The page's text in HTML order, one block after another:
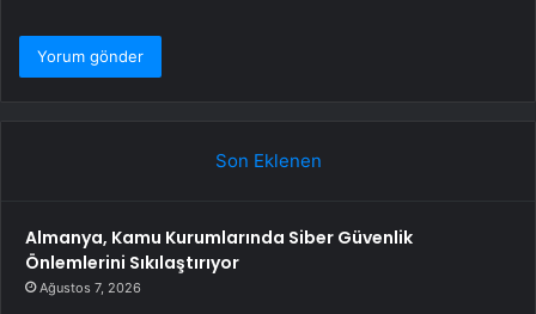
Son Eklenen
Almanya, Kamu Kurumlarında Siber Güvenlik
Önlemlerini Sıkılaştırıyor
Ağustos 7, 2026